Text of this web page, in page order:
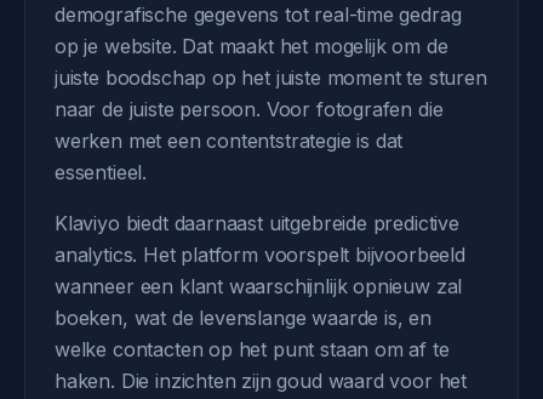
demografische gegevens tot real-time gedrag
op je website. Dat maakt het mogelijk om de
juiste boodschap op het juiste moment te sturen
naar de juiste persoon. Voor fotografen die
werken met een contentstrategie is dat
essentieel.
Klaviyo biedt daarnaast uitgebreide predictive
analytics. Het platform voorspelt bijvoorbeeld
wanneer een klant waarschijnlijk opnieuw zal
boeken, wat de levenslange waarde is, en
welke contacten op het punt staan om af te
haken. Die inzichten zijn goud waard voor het